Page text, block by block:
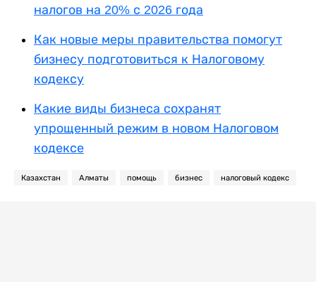
налогов на 20% с 2026 года
Как новые меры правительства помогут
бизнесу подготовиться к Налоговому
кодексу
Какие виды бизнеса сохранят
упрощенный режим в новом Налоговом
кодексе
Казахстан Алматы помощь бизнес налоговый кодекс